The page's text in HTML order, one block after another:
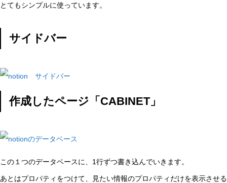
とてもシンプルに使っています。
サイドバー
作成したページ「CABINET」
この１つのデータベースに、1行ずつ書き込んでいきます。
あとはプロパティをつけて、見たい情報のプロパティだけを表示させ